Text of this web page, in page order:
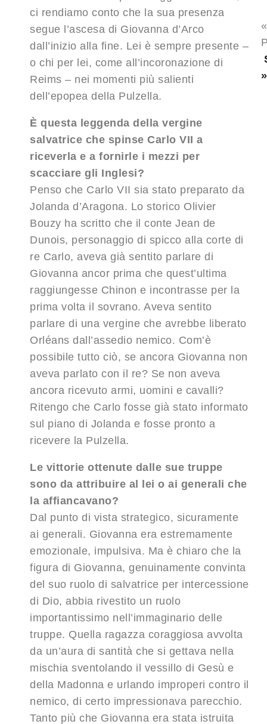
ci rendiamo conto che la sua presenza
segue l’ascesa di Giovanna d’Arco
dall’inizio alla fine. Lei è sempre presente –
o chi per lei, come all’incoronazione di
Reims – nei momenti più salienti
dell’epopea della Pulzella.
È questa leggenda della vergine
salvatrice che spinse Carlo VII a
riceverla e a fornirle i mezzi per
scacciare gli Inglesi?
Penso che Carlo VII sia stato preparato da
Jolanda d’Aragona. Lo storico Olivier
Bouzy ha scritto che il conte Jean de
Dunois, personaggio di spicco alla corte di
re Carlo, aveva già sentito parlare di
Giovanna ancor prima che quest’ultima
raggiungesse Chinon e incontrasse per la
prima volta il sovrano. Aveva sentito
parlare di una vergine che avrebbe liberato
Orléans dall’assedio nemico. Com’è
possibile tutto ciò, se ancora Giovanna non
aveva parlato con il re? Se non aveva
ancora ricevuto armi, uomini e cavalli?
Ritengo che Carlo fosse già stato informato
sul piano di Jolanda e fosse pronto a
ricevere la Pulzella.
Le vittorie ottenute dalle sue truppe
sono da attribuire al lei o ai generali che
la affiancavano?
Dal punto di vista strategico, sicuramente
ai generali. Giovanna era estremamente
emozionale, impulsiva. Ma è chiaro che la
figura di Giovanna, genuinamente convinta
del suo ruolo di salvatrice per intercessione
di Dio, abbia rivestito un ruolo
importantissimo nell’immaginario delle
truppe. Quella ragazza coraggiosa avvolta
da un’aura di santità che si gettava nella
mischia sventolando il vessillo di Gesù e
della Madonna e urlando improperi contro il
nemico, di certo impressionava parecchio.
Tanto più che Giovanna era stata istruita
«
»